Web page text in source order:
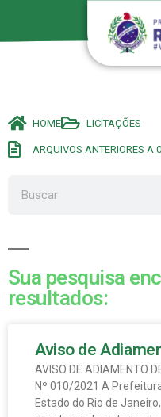
HOME LICITAÇÕES
ARQUIVOS ANTERIORES A
Sua pesquisa
resultados:
Aviso de
AVISO DE ADIAMENTO
Nº 010/2021 A
Estado do Rio de